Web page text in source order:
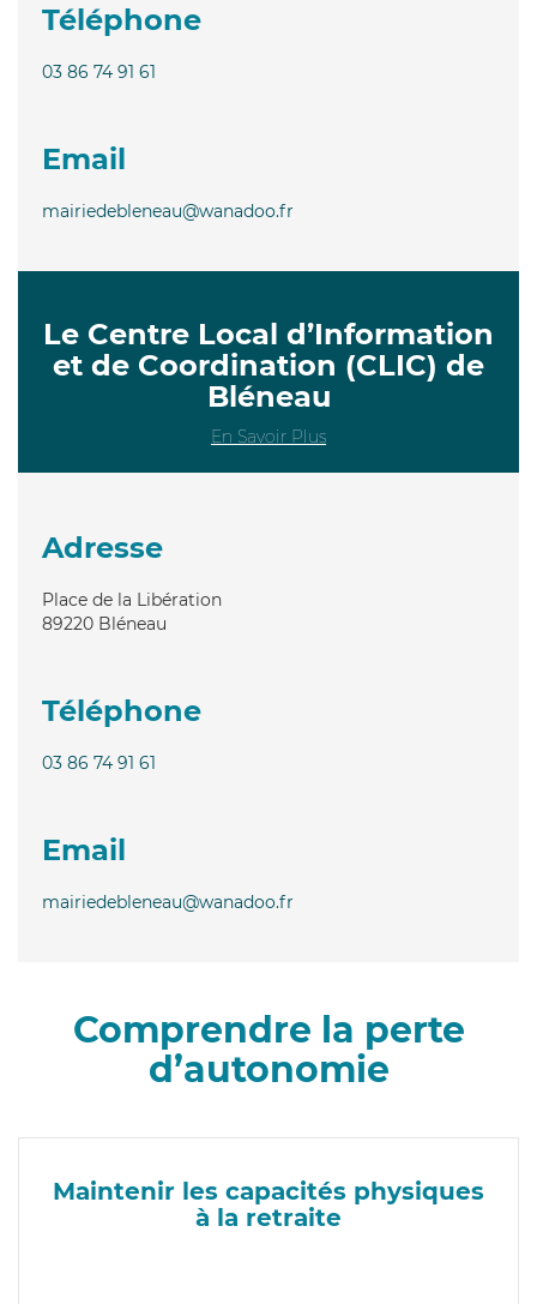
Téléphone
03 86 74 91 61
Email
mairiedebleneau@wanadoo.fr
Le Centre Local d’Information
et de Coordination (CLIC) de
Bléneau
En Savoir Plus
Adresse
Place de la Libération
89220 Bléneau
Téléphone
03 86 74 91 61
Email
mairiedebleneau@wanadoo.fr
Comprendre la perte
d’autonomie
Maintenir les capacités physiques
à la retraite